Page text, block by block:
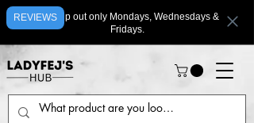
We ship out only Mondays, Wednesdays &
Fridays.
REVIEWS